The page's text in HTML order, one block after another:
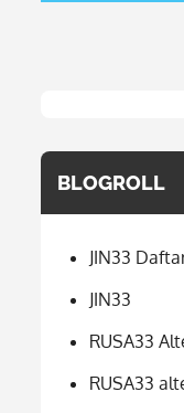
BLOGROLL
JIN33
JIN33
RUSA33
RUSA33